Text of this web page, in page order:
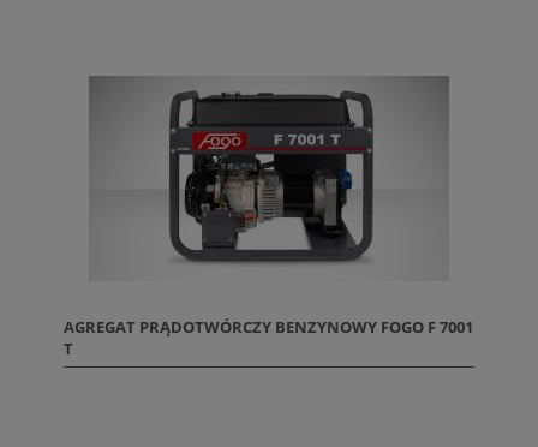
AGREGAT PRĄDOTWÓRCZY BENZYNOWY FOGO F 7001
T